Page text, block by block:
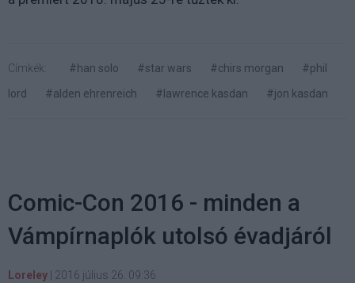
Címkék: #han solo #star wars #chirs morgan
#phil
lord
#alden ehrenreich #lawrence kasdan #jon kasdan
Comic-Con 2016 - minden a
Vámpírnaplók utolsó évadjáról
Loreley 2016 július 26. 09:36